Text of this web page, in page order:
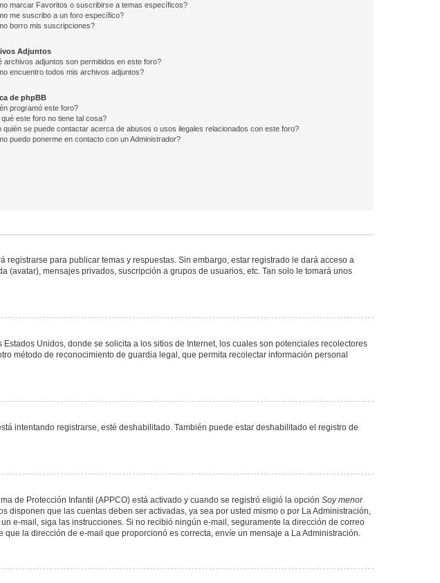
marcar Favoritos o suscribirse a temas específicos?
me suscribo a un foro específico?
borro mis suscripciones?
Adjuntos
archivos adjuntos son permitidos en este foro?
encuentro todos mis archivos adjuntos?
de phpBB
programó este foro?
este foro no tiene tal cosa?
quién se puede contactar acerca de abusos o usos ilegales relacionados con este foro?
puedo ponerme en contacto con un Administrador?
para publicar temas y respuestas. Sin embargo, estar registrado le dará acceso a
mensajes privados, suscripción a grupos de usuarios, etc. Tan solo le tomará unos
Unidos, donde se solicita a los sitios de Internet, los cuales son potenciales recolectores
método de reconocimiento de guardia legal, que permita recolectar información personal
intentando registrarse, esté deshabilitado. También puede estar deshabilitado el registro de
de Protección Infantil (APPCO) está activado y cuando se registró eligió la opción Soy menor
que las cuentas deben ser activadas, ya sea por usted mismo o por La Administración,
e-mail, siga las instrucciones. Si no recibió ningún e-mail, seguramente la dirección de correo
la dirección de e-mail que proporcionó es correcta, envíe un mensaje a La Administración.